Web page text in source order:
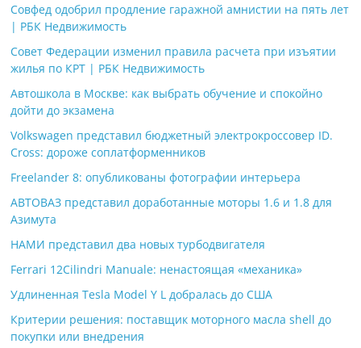
Совфед одобрил продление гаражной амнистии на пять лет
| РБК Недвижимость
Совет Федерации изменил правила расчета при изъятии
жилья по КРТ | РБК Недвижимость
Автошкола в Москве: как выбрать обучение и спокойно
дойти до экзамена
Volkswagen представил бюджетный электрокроссовер ID.
Cross: дороже соплатформенников
Freelander 8: опубликованы фотографии интерьера
АВТОВАЗ представил доработанные моторы 1.6 и 1.8 для
Азимута
НАМИ представил два новых турбодвигателя
Ferrari 12Cilindri Manuale: ненастоящая «механика»
Удлиненная Tesla Model Y L добралась до США
Критерии решения: поставщик моторного масла shell до
покупки или внедрения